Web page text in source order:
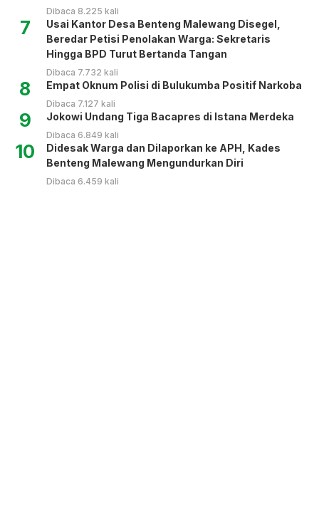
Dibaca 8.225 kali
7
Usai Kantor Desa Benteng Malewang Disegel,
Beredar Petisi Penolakan Warga: Sekretaris
Hingga BPD Turut Bertanda Tangan
Dibaca 7.732 kali
8 Empat Oknum Polisi di Bulukumba Positif Narkoba
Dibaca 7.127 kali
9 Jokowi Undang Tiga Bacapres di Istana Merdeka
Dibaca 6.849 kali
10
Didesak Warga dan Dilaporkan ke APH, Kades
Benteng Malewang Mengundurkan Diri
Dibaca 6.459 kali